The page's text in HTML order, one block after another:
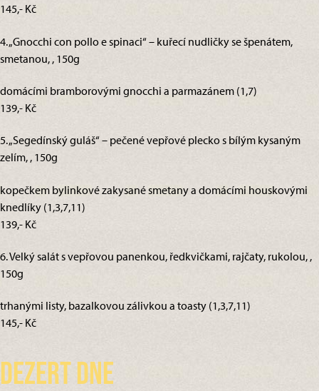
145,- Kč
4. „Gnocchi con pollo e spinaci“ – kuřecí nudličky se špenátem,
smetanou, , 150g
domácími bramborovými gnocchi a parmazánem (1,7)
139,- Kč
5. „Segedínský guláš“ – pečené vepřové plecko s bílým kysaným
zelím, , 150g
kopečkem bylinkové zakysané smetany a domácími houskovými
knedlíky (1,3,7,11)
139,- Kč
6. Velký salát s vepřovou panenkou, ředkvičkami, rajčaty, rukolou, ,
150g
trhanými listy, bazalkovou zálivkou a toasty (1,3,7,11)
145,- Kč
Dezert dne